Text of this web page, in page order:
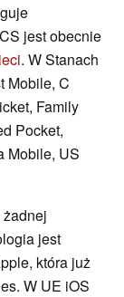
jest obecnie
. W Stanach
Mobile, C
Family
Pocket,
Mobile, US
jest
która już
W UE iOS